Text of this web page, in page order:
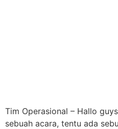
Tim Operasional – Hallo
sebuah acara, tentu ada